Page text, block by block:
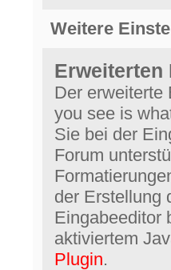
Weitere
Erweiterten
Der erweiterte
you see is
Sie bei der
Forum
der Erstellung
Eingabeeditor
aktiviertem
Plugin.